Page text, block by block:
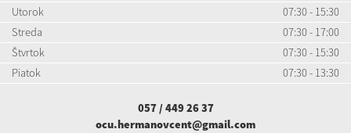
Utorok
07:30 - 15:30
Streda
07:30 - 17:00
Štvrtok
07:30 - 15:30
Piatok
07:30 - 13:30
057 / 449 26 37
ocu.hermanovcent@gmail.com